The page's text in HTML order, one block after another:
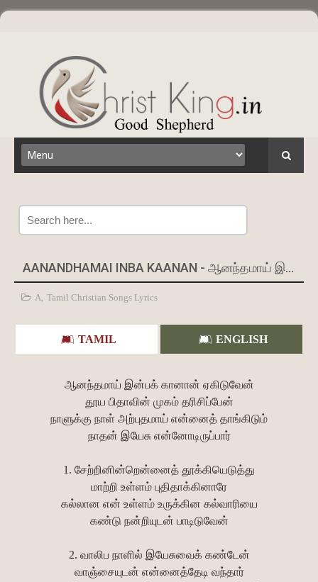
AANANDHAMAI INBA KAANAN - ஆனந்தமாய் இன்பக் கானான்
A, Tamil Christian Songs Lyrics
TAMIL ENGLISH
ஆனந்தமாய் இன்பக் கானான் ஏகிடுவேன்
தூய பிதாவின் முகம் தரிசிப்பேன்
நாளுக்கு நாள் அற்புதமாய் என்னைத் தாங்கிடும்
நாதன் இயேசு என்னோடிருப்பார்
1. சேற்றினின்றென்னைத் தூக்கியெடுத்து
மாற்றி உள்ளம் புதிதாக்கினாரே
கல்லான என் உள்ளம் உருக்கின கல்வாரியை
கண்டு நன்றியுடன் பாடிடுவேன்
2. வாலிப நாளில் இயேசுவைக் கண்டேன்
வாஞ்சையுடன் என்னைத்தேடி வந்தார்